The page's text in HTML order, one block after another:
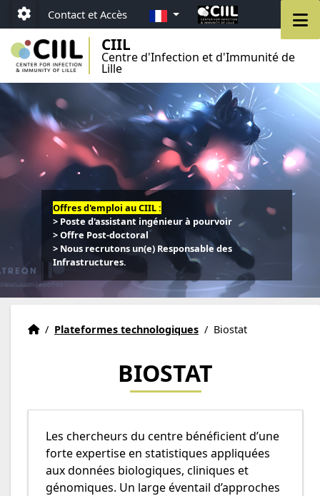
Aller au menu
Aller au contenu
Aller au pied de page
Paramétrage
Contact et Accès FR
CIIL
Centre d'Infection et d'Immunité de
Lille
Offres d'emploi au CIIL :
> Poste d'assistant ingénieur à pourvoir
> Offre Post-doctoral
> Nous recrutons un(e) Responsable des
Infrastructures.
Recherche
Accueil
/ Plateformes technologiques / Biostat
BIOSTAT
Les chercheurs du centre bénéficient d’une
forte expertise en statistiques appliquées
aux données biologiques, cliniques et
génomiques. Un large éventail d’approches